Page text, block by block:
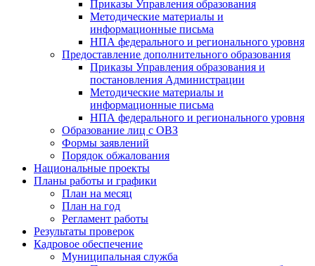
Приказы Управления образования
Методические материалы и
информационные письма
НПА федерального и регионального уровня
Предоставление дополнительного образования
Приказы Управления образования и
постановления Администрации
Методические материалы и
информационные письма
НПА федерального и регионального уровня
Образование лиц с ОВЗ
Формы заявлений
Порядок обжалования
Национальные проекты
Планы работы и графики
План на месяц
План на год
Регламент работы
Результаты проверок
Кадровое обеспечение
Муниципальная служба